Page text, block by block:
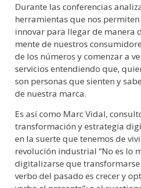
Durante las conferencias
herramientas que nos
innovar para llegar de manera
mente de nuestros
de los números y comenzar a
servicios entendiendo que,
son personas que sienten y
de nuestra marca.
Es así como Marc Vidal,
transformación y estrategia
en la suerte que tenemos de
revolución industrial “No es lo
digitalizarse que
verbo del pasado es crecer y